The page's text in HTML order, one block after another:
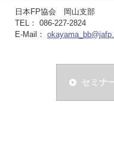
日本FP協会 岡山支部
TEL： 086-227-2824
E-Mail：
セミナ